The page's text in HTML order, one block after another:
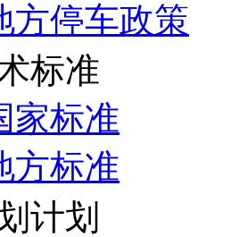
方停车政策
标准
家标准
方标准
计划